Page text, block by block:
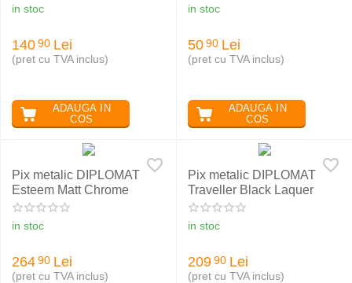
in stoc
140 90 Lei
(pret cu TVA inclus)
ADAUGA IN
COS
in stoc
50 90 Lei
(pret cu TVA inclus)
ADAUGA IN
COS
Pix metalic DIPLOMAT
Esteem Matt Chrome
in stoc
264 90 Lei
(pret cu TVA inclus)
Pix metalic DIPLOMAT
Traveller Black Laquer
in stoc
209 90 Lei
(pret cu TVA inclus)